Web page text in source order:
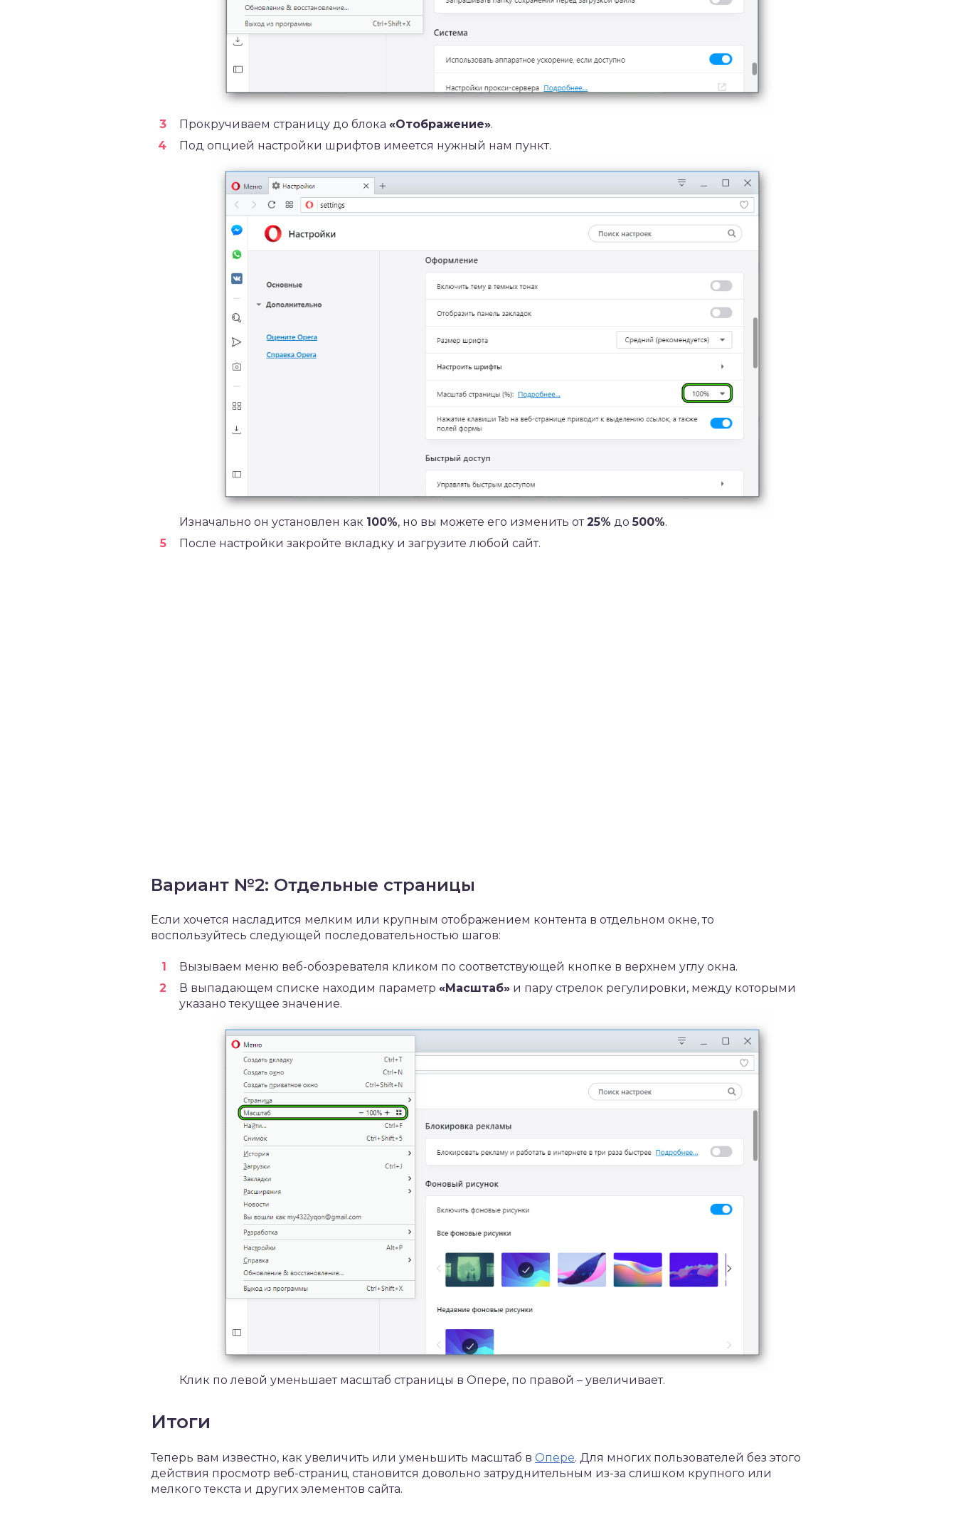
Прокручиваем страницу до блока «Отображение».
Под опцией настройки шрифтов имеется нужный нам пункт.
Изначально он установлен как 100%, но вы можете его изменить от25% до500%.
После настройки закройте вкладку и загрузите любой сайт.
Вариант №2: Отдельные страницы
Если хочется насладится мелким или крупным отображением контента в отдельном окне, то
воспользуйтесь следующей последовательностью шагов:
Вызываем меню веб-обозревателя кликом по соответствующей кнопке в верхнем углу окна.
В выпадающем списке находим параметр «Масштаб» и пару стрелок регулировки, между которыми
указано текущее значение.
Клик по левой уменьшает масштаб страницы в Опере, по правой – увеличивает.
Итоги
Теперь вам известно, как увеличить или уменьшить масштаб в Опере. Для многих пользователей без этого
действия просмотр веб-страниц становится довольно затруднительным из-за слишком крупного или
мелкого текста и других элементов сайта.